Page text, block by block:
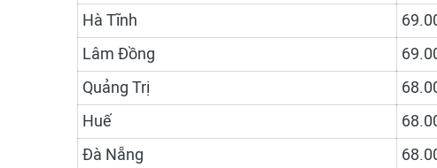
Hà Tĩnh
Lâm Đồng
Quảng Trị
Huế
Đà Nẵng